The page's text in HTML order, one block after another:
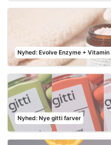
Nyhed: Evolve Enzyme +
Nyhed: Nye gitti farver